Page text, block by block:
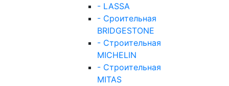
- LASSA
- Сроительная
BRIDGESTONE
- Строительная
MICHELIN
- Строительная
MITAS